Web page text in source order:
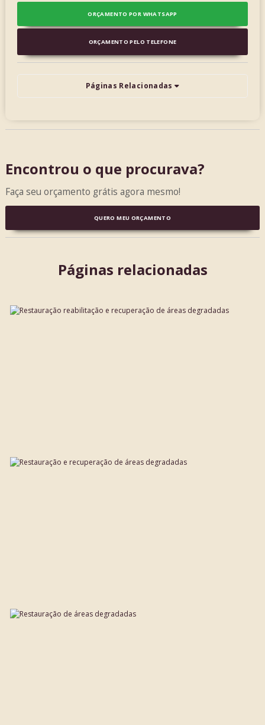
ORÇAMENTO POR WHATSAPP
ORÇAMENTO PELO TELEFONE
Páginas Relacionadas
Encontrou o que procurava?
Faça seu orçamento grátis agora mesmo!
QUERO MEU ORÇAMENTO
Páginas relacionadas